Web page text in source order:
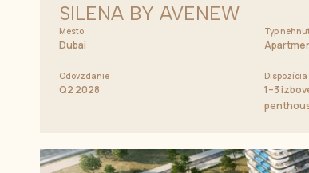
SILENA BY AVENEW
Mesto
Dubai
Typ
Odovzdanie
Q2 2028
Dispozícia
1–3